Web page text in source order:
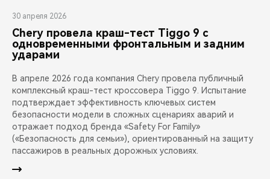
30 апреля 2026
Chery провела краш-тест Tiggo 9 с
одновременными фронтальным и задним
ударами
В апреле 2026 года компания Chery провела публичный
комплексный краш-тест кроссовера Tiggo 9. Испытание
подтверждает эффективность ключевых систем
безопасности модели в сложных сценариях аварий и
отражает подход бренда «Safety For Family»
(«Безопасность для семьи»), ориентированный на защиту
пассажиров в реальных дорожных условиях.